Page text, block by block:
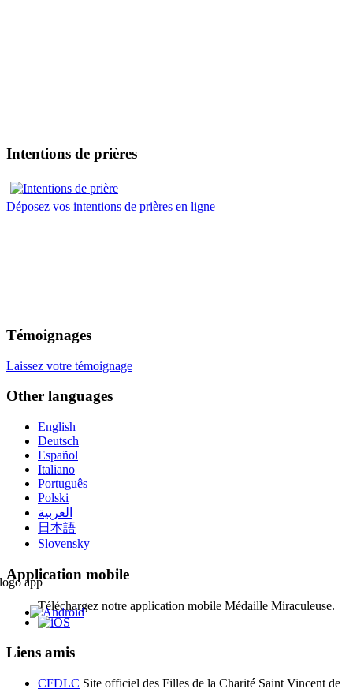
Intentions de prières
Déposez vos intentions de prières en ligne
Témoignages
Laissez votre témoignage
Other languages
English
Deutsch
Español
Italiano
Português
Polski
العربية
日本語
Slovensky
Application mobile
Téléchargez notre application mobile Médaille Miraculeuse.
Liens amis
CFDLC Site officiel des Filles de la Charité Saint Vincent de